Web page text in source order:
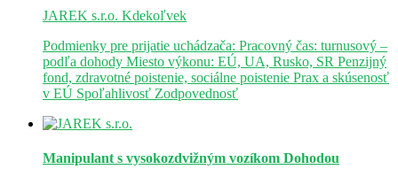
JAREK s.r.o. Kdekoľvek
Podmienky pre prijatie uchádzača: Pracovný čas: turnusový –
podľa dohody Miesto výkonu: EÚ, UA, Rusko, SR Penzijný
fond, zdravotné poistenie, sociálne poistenie Prax a skúsenosť
v EÚ Spoľahlivosť Zodpovednosť
Manipulant s vysokozdvižným vozíkom Dohodou